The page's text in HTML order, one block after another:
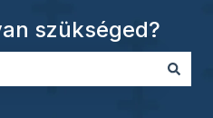
szükséged?